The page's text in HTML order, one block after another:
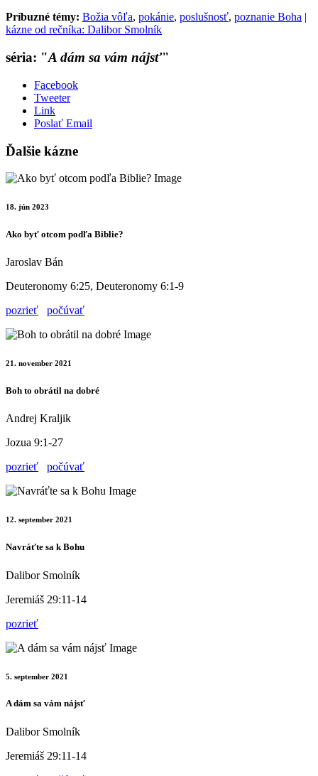
Príbuzné témy: Božia vôľa, pokánie, poslušnosť, poznanie Boha |
kázne od rečníka: Dalibor Smolník
séria: "A dám sa vám nájsť"
Facebook
Tweeter
Link
Poslať Email
Ďalšie kázne
18. jún 2023
Ako byť otcom podľa Biblie?
Jaroslav Bán
Deuteronomy 6:25, Deuteronomy 6:1-9
pozrieť
počúvať
21. november 2021
Boh to obrátil na dobré
Andrej Kraljik
Jozua 9:1-27
pozrieť
počúvať
12. september 2021
Navráťte sa k Bohu
Dalibor Smolník
Jeremiáš 29:11-14
pozrieť
5. september 2021
A dám sa vám nájsť
Dalibor Smolník
Jeremiáš 29:11-14